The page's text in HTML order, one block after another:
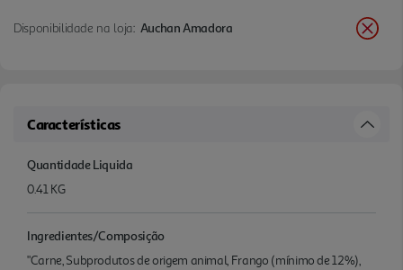
Disponibilidade na loja: Auchan Amadora
Características
Quantidade Liquida
0.41 KG
Ingredientes/Composição
"Carne, Subprodutos de origem animal, Frango (mínimo de 12%),